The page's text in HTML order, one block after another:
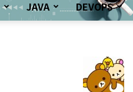
JAVA DEVOPS